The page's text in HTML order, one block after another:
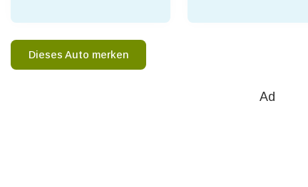
Dieses Auto merken
Ad